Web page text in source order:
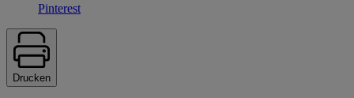
Pinterest
Drucken